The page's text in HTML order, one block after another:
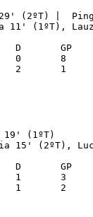
(2ºT) |
11' (1ºT),
(1ºT)
15' (2ºT),